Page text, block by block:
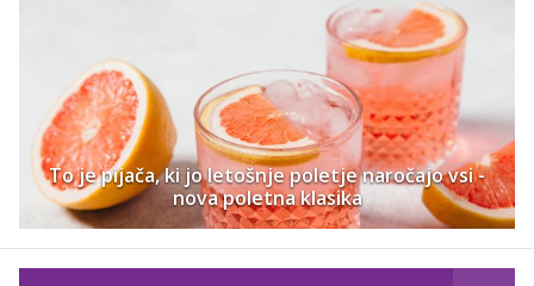
To je pijača, ki jo letošnje poletje naročajo vsi -
nova poletna klasika